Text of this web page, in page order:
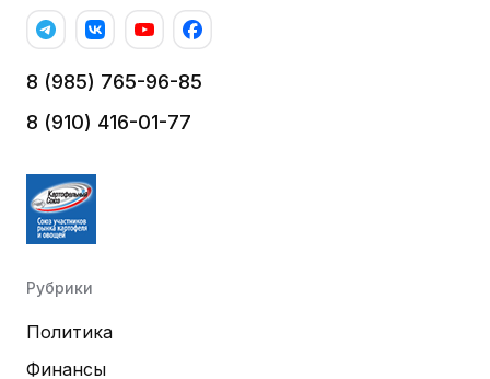
8 (985) 765-96-85
8 (910) 416-01-77
Рубрики
Политика
Финансы